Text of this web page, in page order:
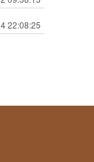
22:08:25